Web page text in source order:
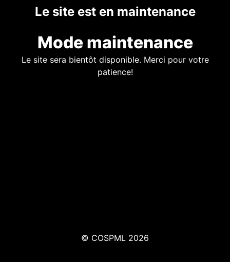
Le site est en maintenance
Mode maintenance
Le site sera bientôt disponible. Merci pour votre
patience!
© COSPML 2026